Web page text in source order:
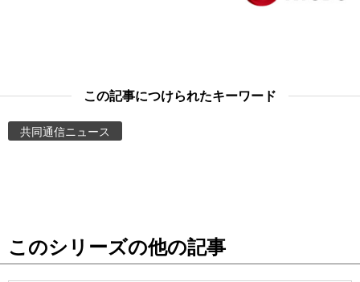
お知らせ
この記事につけられたキーワード
共同通信ニュース
このシリーズの他の記事